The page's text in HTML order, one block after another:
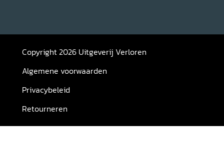
Copyright 2026 Uitgeverij Verloren
Algemene voorwaarden
Privacybeleid
Retourneren